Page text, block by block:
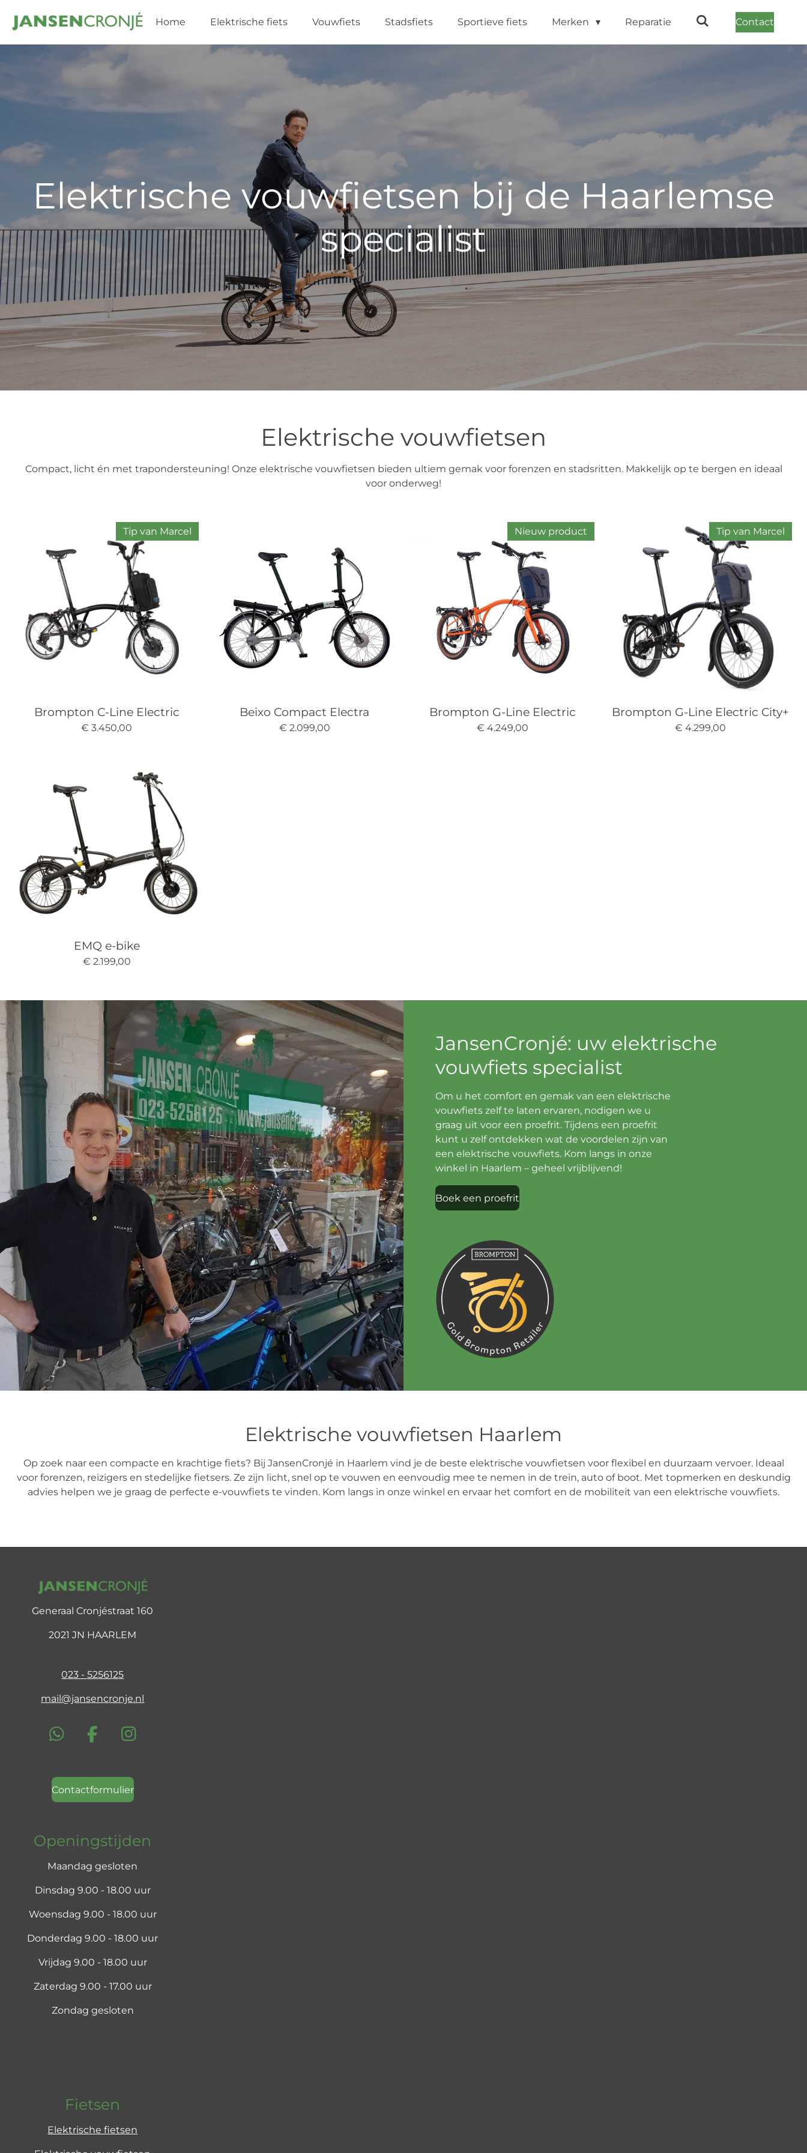
direct
Home Elektrische fiets Vouwfiets Stadsfiets Sportieve fiets Merken Reparatie Contact
Elektrische vouwfietsen bij de Haarlemse
specialist
Elektrische vouwfietsen
Compact, licht én met trapondersteuning! Onze elektrische vouwfietsen bieden ultiem gemak voor forenzen en stadsritten. Makkelijk op te bergen en ideaal
voor onderweg!
Tip van Marcel
Brompton C-Line Electric
€ 3.450,00
Beixo Compact Electra
€ 2.099,00
Nieuw product
Brompton G-Line Electric
€ 4.249,00
Tip van Marcel
Brompton G-Line Electric City+
€ 4.299,00
EMQ e-bike
€ 2.199,00
JansenCronjé: uw elektrische
vouwfiets specialist
Om u het comfort en gemak van een elektrische
vouwfiets zelf te laten ervaren, nodigen we u
graag uit voor een proefrit. Tijdens een proefrit
kunt u zelf ontdekken wat de voordelen zijn van
een elektrische vouwfiets. Kom langs in onze
winkel in Haarlem – geheel vrijblijvend!
Boek een proefrit
Elektrische vouwfietsen Haarlem
Op zoek naar een compacte en krachtige fiets? Bij JansenCronjé in Haarlem vind je de beste elektrische vouwfietsen voor flexibel en duurzaam vervoer. Ideaal
voor forenzen, reizigers en stedelijke fietsers. Ze zijn licht, snel op te vouwen en eenvoudig mee te nemen in de trein, auto of boot. Met topmerken en deskundig
advies helpen we je graag de perfecte e-vouwfiets te vinden. Kom langs in onze winkel en ervaar het comfort en de mobiliteit van een elektrische vouwfiets.
Generaal Cronjéstraat 160
2021 JN HAARLEM
023 - 5256125
mail@jansencronje.nl
W
a
t
s
p
p
F
c
e
b
o
I
s
t
a
r
m
Contactformulier
Openingstijden
Maandag gesloten
Dinsdag 9.00 - 18.00 uur
Woensdag 9.00 - 18.00 uur
Donderdag 9.00 - 18.00 uur
Vrijdag 9.00 - 18.00 uur
Zaterdag 9.00 - 17.00 uur
Zondag gesloten
Fietsen
Elektrische fietsen